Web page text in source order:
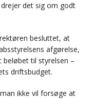
det sig om godt
besluttet, at
afgørelse,
til styrelsen –
driftsbudget.
ikke vil forsøge at